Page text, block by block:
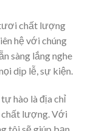
chất lượng
hệ với chúng
sàng lắng nghe
dịp lễ, sự kiện.
tự hào là địa chỉ
chất lượng. Với
tôi sẽ giúp bạn